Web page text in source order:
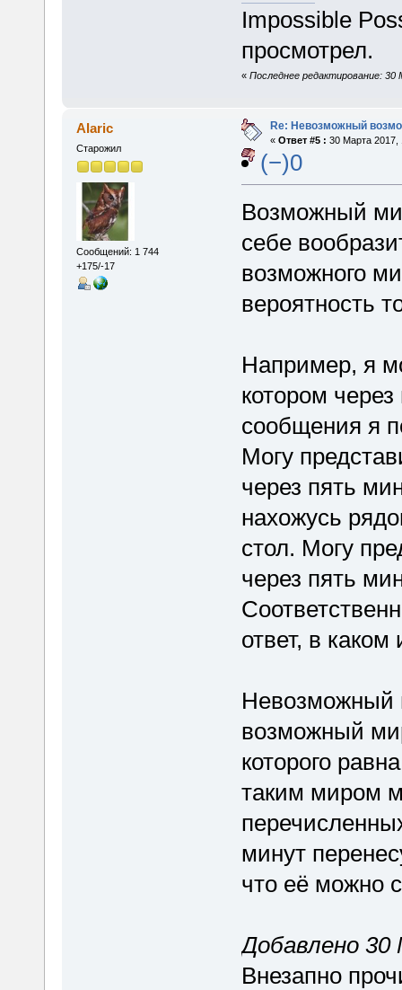
Impossible
просмотрел.
« Последнее редактирование:
Alaric
Старожил
Сообщений: 1 744
+175/-17
Re: Невозможный
« Ответ #5 : 30 Марта 2017,
(−)0
Возможный
себе
возможного
вероятность
Например, я
котором
сообщения я
Могу
через пять
нахожусь
стол. Могу
через пять
ответ, в
Невозможный
возможный
которого
таким миром
минут
что её можно
Добавлено 30
Внезапно